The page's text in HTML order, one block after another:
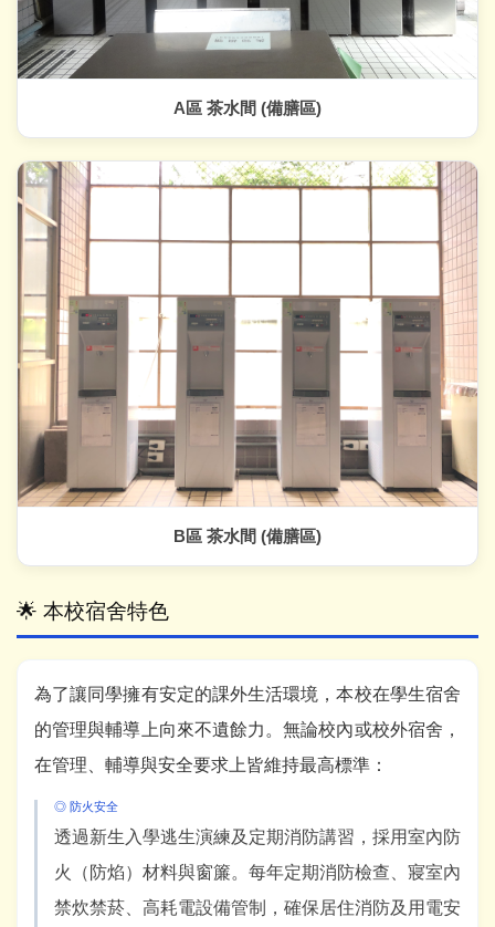
A區 茶水間 (備膳區)
B區 茶水間 (備膳區)
🌟 本校宿舍特色
為了讓同學擁有安定的課外生活環境，本校在學生宿舍
的管理與輔導上向來不遺餘力。無論校內或校外宿舍，
在管理、輔導與安全要求上皆維持最高標準：
◎ 防火安全
透過新生入學逃生演練及定期消防講習，採用室內防
火（防焰）材料與窗簾。每年定期消防檢查、寢室內
禁炊禁菸、高耗電設備管制，確保居住消防及用電安